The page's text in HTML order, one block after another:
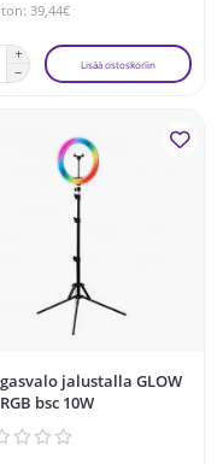
39,44€
Lisää ostoskoriin
jalustalla GLOW
bsc 10W